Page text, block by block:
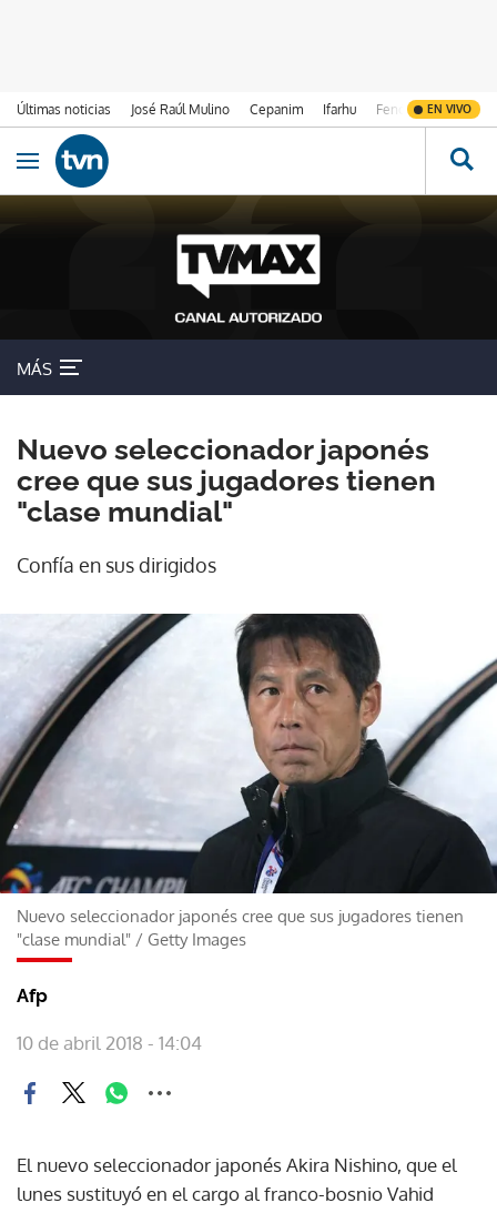
Últimas noticias José Raúl Mulino Cepanim Ifarhu Fenómeno de El
EN VIVO
Ir al contenido
Obrir navegació
MÁS
Nuevo seleccionador japonés
cree que sus jugadores tienen
"clase mundial"
Confía en sus dirigidos
Nuevo seleccionador japonés cree que sus jugadores tienen
"clase mundial" / Getty Images
Afp
10 de abril 2018 - 14:04
El nuevo seleccionador japonés Akira Nishino, que el
lunes sustituyó en el cargo al franco-bosnio Vahid